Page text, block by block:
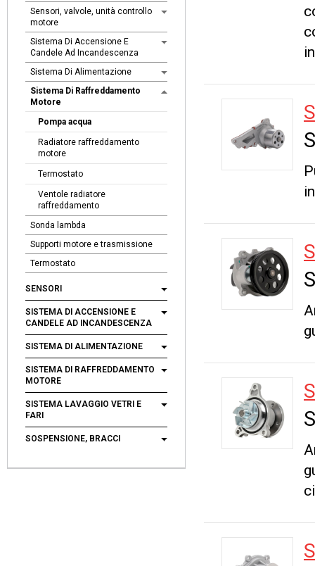
Sensori, valvole, unità controllo
motore
Sistema Di Accensione E
Candele Ad Incandescenza
Sistema Di Alimentazione
Sistema Di Raffreddamento
Motore
Pompa acqua
Radiatore raffreddamento
motore
Termostato
Ventole radiatore
raffreddamento
Sonda lambda
Supporti motore e trasmissione
Termostato
SENSORI
SISTEMA DI ACCENSIONE E
CANDELE AD INCANDESCENZA
SISTEMA DI ALIMENTAZIONE
SISTEMA DI RAFFREDDAMENTO
MOTORE
SISTEMA LAVAGGIO VETRI E
FARI
SOSPENSIONE, BRACCI